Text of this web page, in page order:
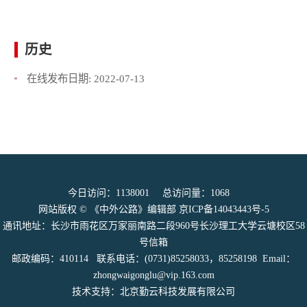
历史
在线发布日期: 2022-07-13
今日访问： 1138001 总访问量： 1068
网站版权 © 《中外公路》编辑部 京ICP备14043443号-5
通讯地址：长沙市雨花区万家丽南路二段960号长沙理工大学云塘校区58
号信箱
邮政编码：410114 联系电话：(0731)85258033，85258198 Email：
zhongwaigonglu@vip.163.com
技术支持：北京勤云科技发展有限公司